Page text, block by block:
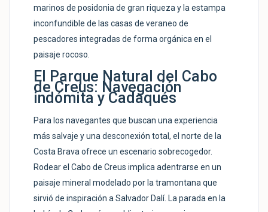
marinos de posidonia de gran riqueza y la estampa
inconfundible de las casas de veraneo de
pescadores integradas de forma orgánica en el
paisaje rocoso.
El Parque Natural del Cabo
de Creus: Navegación
indómita y Cadaqués
Para los navegantes que buscan una experiencia
más salvaje y una desconexión total, el norte de la
Costa Brava ofrece un escenario sobrecogedor.
Rodear el Cabo de Creus implica adentrarse en un
paisaje mineral modelado por la tramontana que
sirvió de inspiración a Salvador Dalí. La parada en la